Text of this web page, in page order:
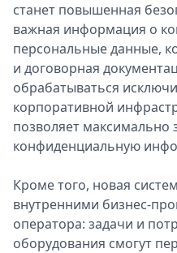
станет повышенная
важная информация о
персональные данные,
и договорная
обрабатываться
корпоративной
позволяет максимально
конфиденциальную
Кроме того, новая
внутренними бизнес-
оператора: задачи и
оборудования смогут